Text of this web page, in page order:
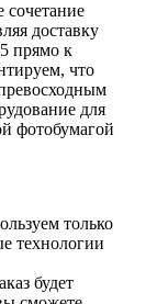
сочетание
доставку
прямо к
что
для
фотобумагой
только
технологии
будет